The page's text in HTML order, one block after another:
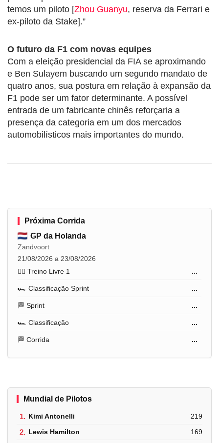
temos um piloto [Zhou Guanyu, reserva da Ferrari e
ex-piloto da Stake].”
O futuro da F1 com novas equipes
Com a eleição presidencial da FIA se aproximando
e Ben Sulayem buscando um segundo mandato de
quatro anos, sua postura em relação à expansão da
F1 pode ser um fator determinante. A possível
entrada de um fabricante chinês reforçaria a
presença da categoria em um dos mercados
automobilísticos mais importantes do mundo.
Próxima Corrida
GP da Holanda
Zandvoort
21/08/2026 a 23/08/2026
🏋️‍♂️ Treino Livre 1
...
🏎️ Classificação Sprint ...
🏁 Sprint ...
🏎️ Classificação ...
🏁 Corrida ...
Mundial de Pilotos
1. Kimi Antonelli 219
2. Lewis Hamilton 169